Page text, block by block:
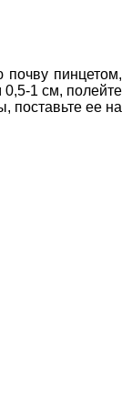
пинцетом,
0,5-1 см, полейте
поставьте ее на